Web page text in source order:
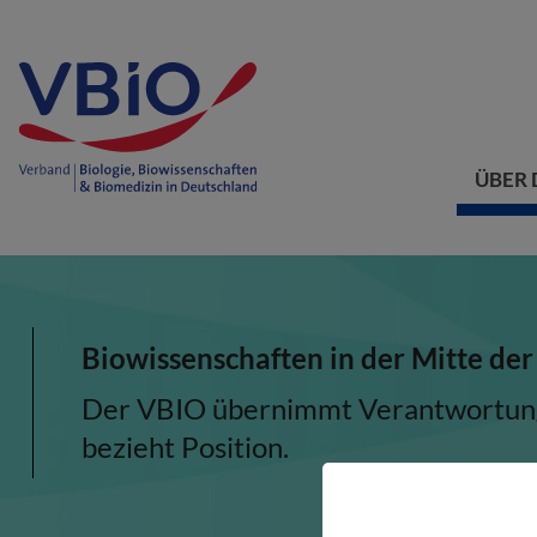
ÜBER
Biowissenschaften in der Mitte
Der VBIO übernimmt
bezieht Position.